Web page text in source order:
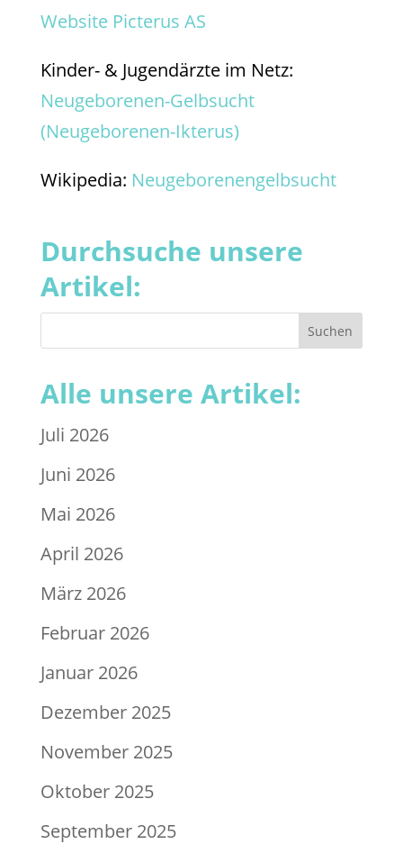
Website Picterus AS
Kinder- & Jugendärzte im Netz:
Neugeborenen-Gelbsucht
(Neugeborenen-Ikterus)
Wikipedia: Neugeborenengelbsucht
Durchsuche unsere
Artikel:
Alle unsere Artikel:
Juli 2026
Juni 2026
Mai 2026
April 2026
März 2026
Februar 2026
Januar 2026
Dezember 2025
November 2025
Oktober 2025
September 2025